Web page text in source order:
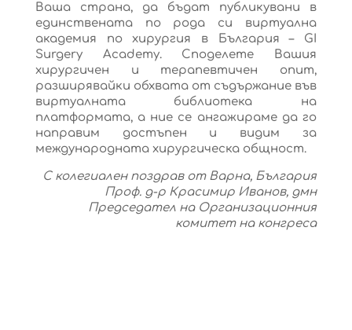
Ваша страна, да бъдат публикувани в
единствената по рода си виртуална
академия по хирургия в България – GI
Surgery Academy. Споделете Вашия
хирургичен и терапевтичен опит,
разширявайки обхвата от съдържание във
виртуалната библиотека на
платформата, а ние се ангажираме да го
направим достъпен и видим за
международната хирургическа общност.
С колегиален поздрав от Варна, България
Проф. д-р Красимир Иванов, дмн
Председател на Организационния
комитет на конгреса